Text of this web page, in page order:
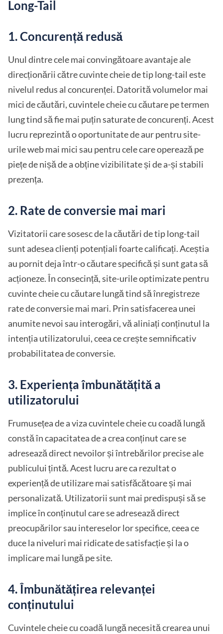
Long-Tail
1. Concurență redusă
Unul dintre cele mai convingătoare avantaje ale
direcționării către cuvinte cheie de tip long-tail este
nivelul redus al concurenței. Datorită volumelor mai
mici de căutări, cuvintele cheie cu căutare pe termen
lung tind să fie mai puțin saturate de concurenți. Acest
lucru reprezintă o oportunitate de aur pentru site-
urile web mai mici sau pentru cele care operează pe
piețe de nișă de a obține vizibilitate și de a-și stabili
prezența.
2. Rate de conversie mai mari
Vizitatorii care sosesc de la căutări de tip long-tail
sunt adesea clienți potențiali foarte calificați. Aceștia
au pornit deja într-o căutare specifică și sunt gata să
acționeze. În consecință, site-urile optimizate pentru
cuvinte cheie cu căutare lungă tind să înregistreze
rate de conversie mai mari. Prin satisfacerea unei
anumite nevoi sau interogări, vă aliniați conținutul la
intenția utilizatorului, ceea ce crește semnificativ
probabilitatea de conversie.
3. Experiența îmbunătățită a
utilizatorului
Frumusețea de a viza cuvintele cheie cu coadă lungă
constă în capacitatea de a crea conținut care se
adresează direct nevoilor și întrebărilor precise ale
publicului țintă. Acest lucru are ca rezultat o
experiență de utilizare mai satisfăcătoare și mai
personalizată. Utilizatorii sunt mai predispuși să se
implice în conținutul care se adresează direct
preocupărilor sau intereselor lor specifice, ceea ce
duce la niveluri mai ridicate de satisfacție și la o
implicare mai lungă pe site.
4. Îmbunătățirea relevanței
conținutului
Cuvintele cheie cu coadă lungă necesită crearea unui